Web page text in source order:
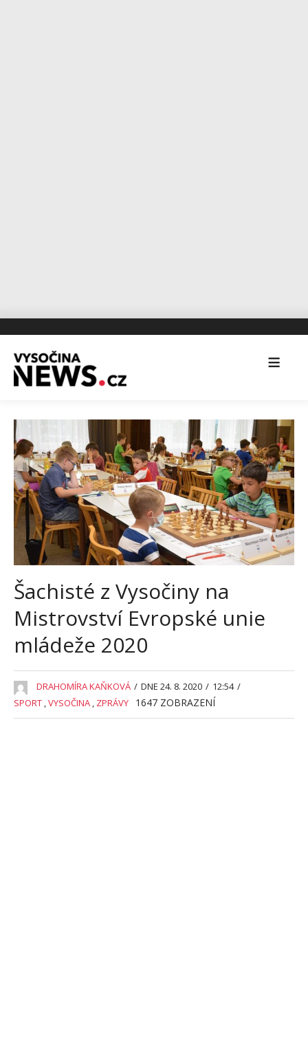
Šachisté z Vysočiny na
Mistrovství Evropské unie
mládeže 2020
DRAHOMÍRA KAŇKOVÁ / DNE 24. 8. 2020 / 12:54 /
SPORT ,VYSOČINA , ZPRÁVY 1647 ZOBRAZENÍ